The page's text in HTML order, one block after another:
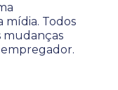
mídia. Todos
mudanças